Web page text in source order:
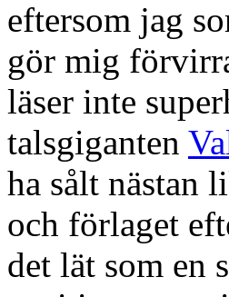
eftersom jag
gör mig
läser inte
talsgiganten
ha sålt nästan
och förlaget
det lät som en